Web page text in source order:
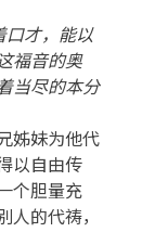
口才，能以
福音的奥
当尽的本分
姊妹为他代
以自由传
个胆量充
的代祷，